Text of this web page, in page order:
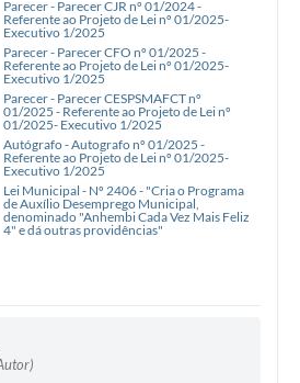
Parecer - Parecer CJR nº 01/2024 -
Referente ao Projeto de Lei nº 01/2025-
Executivo 1/2025
Parecer - Parecer CFO nº 01/2025 -
Referente ao Projeto de Lei nº 01/2025-
Executivo 1/2025
Parecer - Parecer CESPSMAFCT nº
01/2025 - Referente ao Projeto de Lei nº
01/2025- Executivo 1/2025
Autógrafo - Autografo nº 01/2025 -
Referente ao Projeto de Lei nº 01/2025-
Executivo 1/2025
Lei Municipal - Nº 2406 - "Cria o Programa
de Auxílio Desemprego Municipal,
denominado "Anhembi Cada Vez Mais Feliz
4" e dá outras providências"